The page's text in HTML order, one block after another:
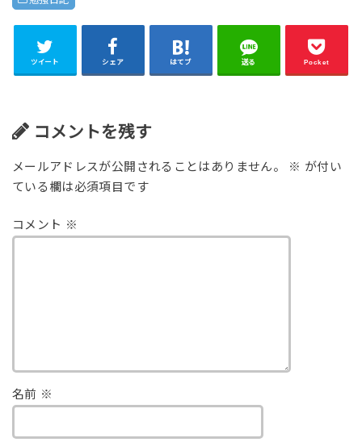
ツイート シェア はてブ 送る Pocket
コメントを残す
メールアドレスが公開されることはありません。 ※ が付い
ている欄は必須項目です
コメント ※
名前 ※